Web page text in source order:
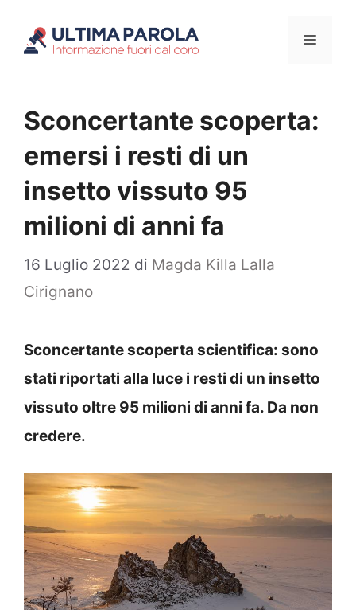
Menu
Sconcertante scoperta:
emersi i resti di un
insetto vissuto 95
milioni di anni fa
16 Luglio 2022 di Magda Killa Lalla
Cirignano
Sconcertante scoperta scientifica: sono
stati riportati alla luce i resti di un insetto
vissuto oltre 95 milioni di anni fa. Da non
credere.